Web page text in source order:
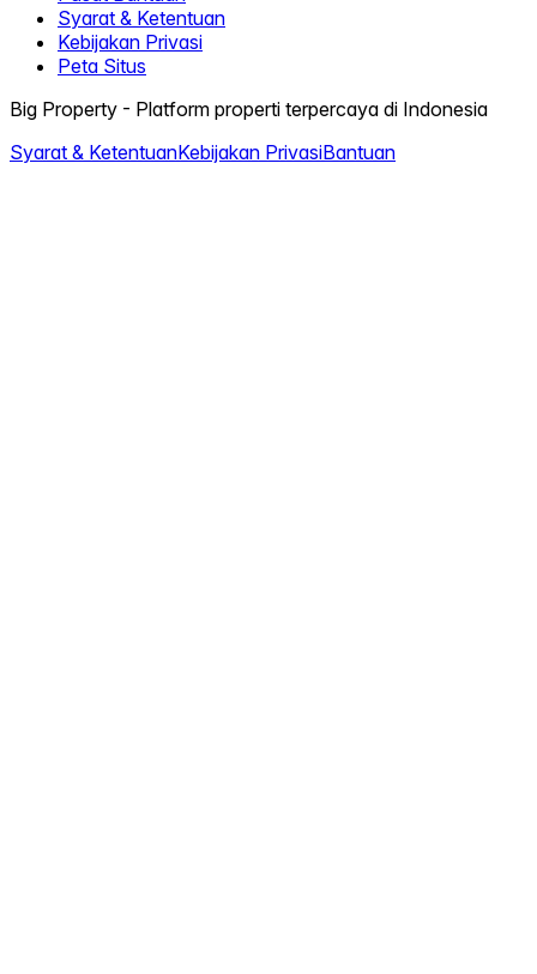
Syarat & Ketentuan
Kebijakan Privasi
Peta Situs
Big Property - Platform properti terpercaya di Indonesia
Syarat & KetentuanKebijakan PrivasiBantuan